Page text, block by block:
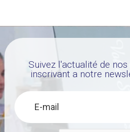
Suivez l'actualité de
inscrivant a notre